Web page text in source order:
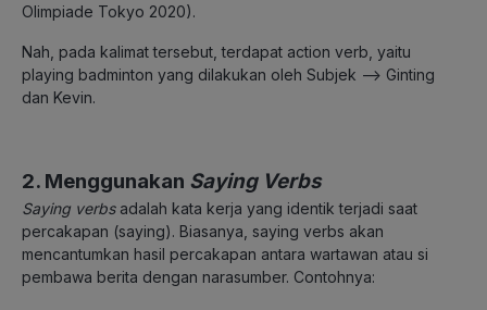
Olimpiade Tokyo 2020).
Nah, pada kalimat tersebut, terdapat action verb, yaitu
playing badminton yang dilakukan oleh Subjek –> Ginting
dan Kevin.
2. Menggunakan Saying Verbs
Saying verbsadalah kata kerja yang identik terjadi saat
percakapan (saying). Biasanya, saying verbs akan
mencantumkan hasil percakapan antara wartawan atau si
pembawa berita dengan narasumber. Contohnya: